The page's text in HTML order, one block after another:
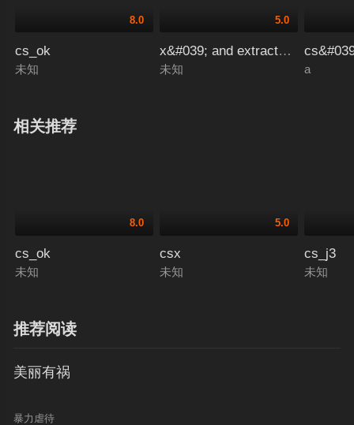
8.0
cs_ok
未知
5.0
x&#039; and
未知 a
相关推荐
8.0
cs_ok
未知
5.0
csx
未知
cs_j3
未知
推荐阅读
美丽有祸
暴力虐待